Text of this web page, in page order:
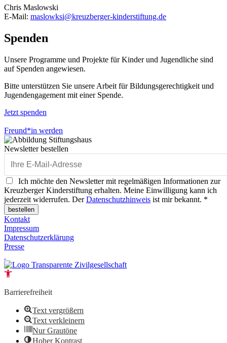
Chris Maslowski
E-Mail: maslowksi@kreuzberger-kinderstiftung.de
Spenden
Unsere Programme und Projekte für Kinder und Jugendliche sind
auf Spenden angewiesen.
Bitte unterstützen Sie unsere Arbeit für Bildungsgerechtigkeit und
Jugendengagement mit einer Spende.
Jetzt spenden
Freund*in werden
Newsletter bestellen
Ich möchte den Newsletter mit regelmäßigen Informationen zur
Kreuzberger Kinderstiftung erhalten. Meine Einwilligung kann ich
jederzeit widerrufen. DerDatenschutzhinweis ist mir bekannt. *
bestellen
Kontakt
Impressum
Datenschutzerklärung
Presse
Open toolbar
Barrierefreiheit
Text vergrößern
Text verkleinern
Nur Grautöne
Hoher Kontrast